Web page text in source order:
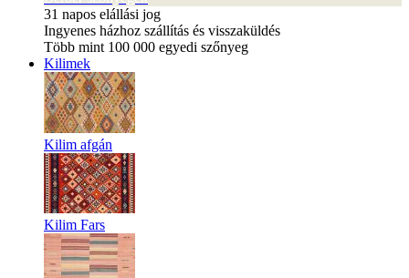
31 napos elállási jog
Ingyenes házhoz szállítás és visszaküldés
Több mint 100 000 egyedi szőnyeg
Kilimek
Kilim afgán
Kilim Fars